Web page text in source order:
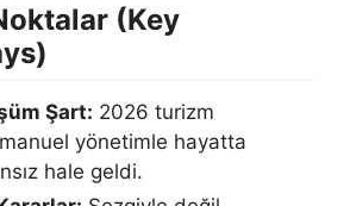
(Key
Şart: 2026 turizm
yönetimle hayatta
hale geldi.